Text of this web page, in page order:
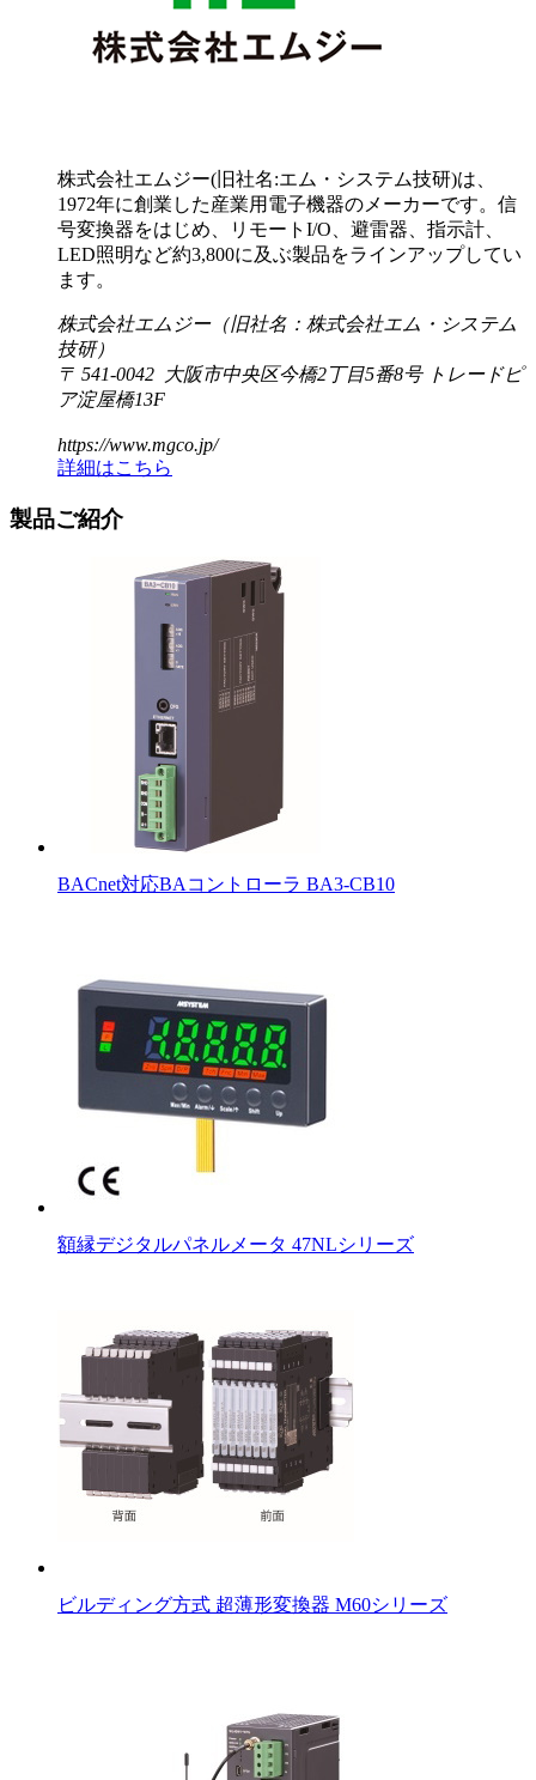
株式会社エムジー(旧社名:エム・システム技研)は、
1972年に創業した産業用電子機器のメーカーです。信
号変換器をはじめ、リモートI/O、避雷器、指示計、
LED照明など約3,800に及ぶ製品をラインアップしてい
ます。
株式会社エムジー（旧社名：株式会社エム・システム
技研）
〒 541-0042 大阪市中央区今橋2丁目5番8号 トレードピ
ア淀屋橋13F
https://www.mgco.jp/
詳細はこちら
製品ご紹介
BACnet対応BAコントローラ BA3-CB10
額縁デジタルパネルメータ 47NLシリーズ
ビルディング方式 超薄形変換器 M60シリーズ